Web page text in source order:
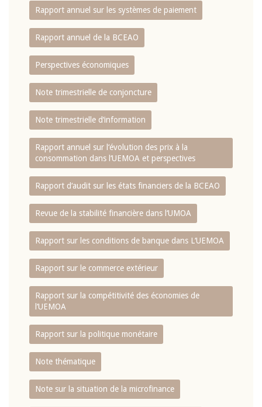
Rapport annuel sur les systèmes de paiement
Rapport annuel de la BCEAO
Perspectives économiques
Note trimestrielle de conjoncture
Note trimestrielle d‘information
Rapport annuel sur l‘évolution des prix à la
consommation dans l‘UEMOA et perspectives
Rapport d‘audit sur les états financiers de la BCEAO
Revue de la stabilité financière dans l‘UMOA
Rapport sur les conditions de banque dans L‘UEMOA
Rapport sur le commerce extérieur
Rapport sur la compétitivité des économies de
l‘UEMOA
Rapport sur la politique monétaire
Note thématique
Note sur la situation de la microfinance